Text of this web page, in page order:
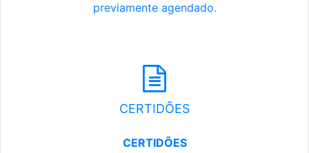
previamente agendado.
CERTIDÕES
CERTIDÕES